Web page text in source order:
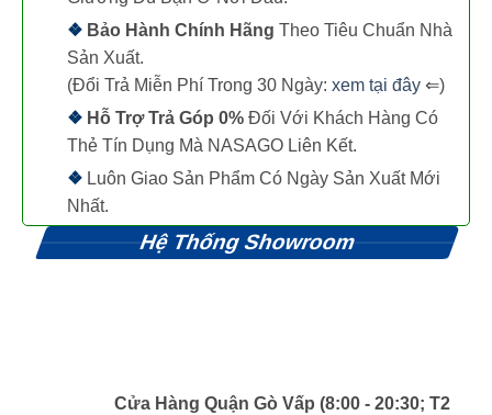
❖ Bảo Hành Chính Hãng Theo Tiêu Chuẩn Nhà
Sản Xuất.
(Đổi Trả Miễn Phí Trong 30 Ngày: xem tại đây ⇐)
❖ Hỗ Trợ Trả Góp 0% Đối Với Khách Hàng Có
Thẻ Tín Dụng Mà NASAGO Liên Kết.
❖ Luôn Giao Sản Phẩm Có Ngày Sản Xuất Mới
Nhất.
Hệ Thống Showroom
Cửa Hàng Quận Gò Vấp (8:00 - 20:30; T2